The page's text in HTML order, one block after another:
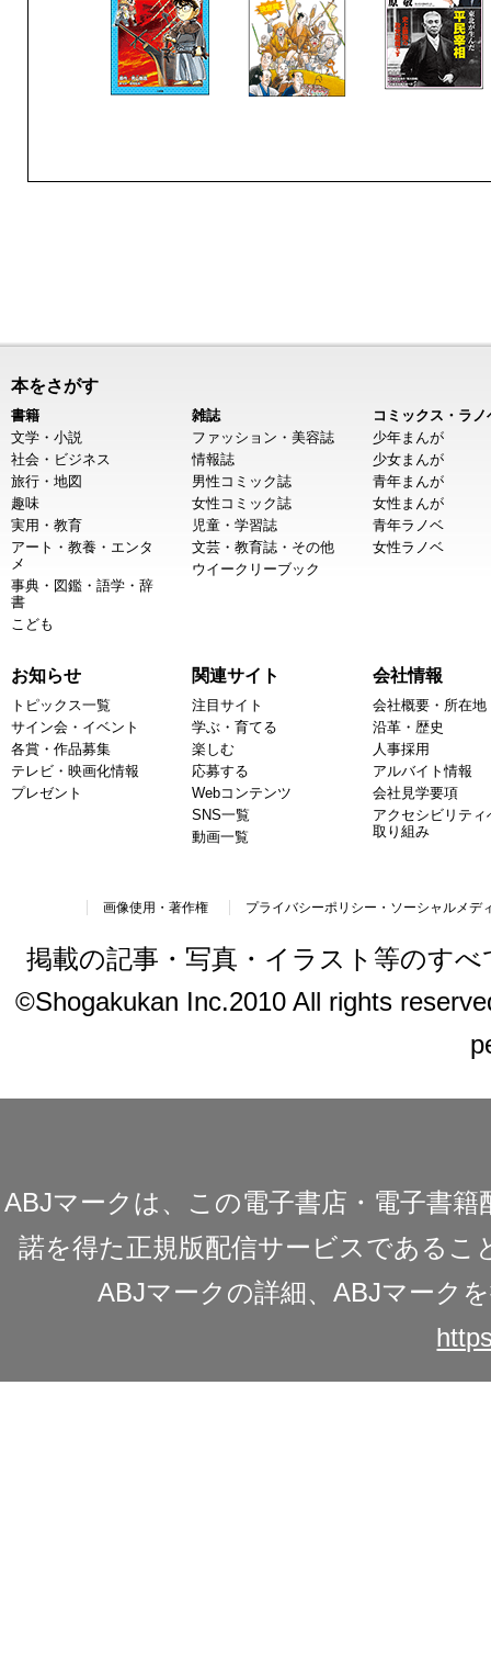
本をさがす
書籍
文学・小説
社会・ビジネス
旅行・地図
趣味
実用・教育
アート・教養・エンタ
メ
事典・図鑑・語学・辞
書
こども
雑誌
ファッション・美容誌
情報誌
男性コミック誌
女性コミック誌
児童・学習誌
文芸・教育誌・その他
ウイークリーブック
コミックス・ラノ
少年まんが
少女まんが
青年まんが
女性まんが
青年ラノベ
女性ラノベ
お知らせ
トピックス一覧
サイン会・イベント
各賞・作品募集
テレビ・映画化情報
プレゼント
関連サイト
注目サイト
学ぶ・育てる
楽しむ
応募する
Webコンテンツ
SNS一覧
動画一覧
会社情報
会社概要・所在地
沿革・歴史
人事採用
アルバイト情報
会社見学要項
アクセシビリティ
取り組み
画像使用・著作権 プライバシーポリシー・ソーシャルメデ
掲載の記事・写真・イラスト等のす
©Shogakukan Inc.2010 All rights
ABJマークは、この電子書店・電子書
諾を得た正規版配信サービスであるこ
ABJマークの詳細、ABJマーク